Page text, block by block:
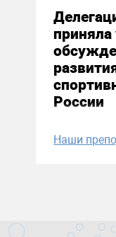
приняла
России
Наши